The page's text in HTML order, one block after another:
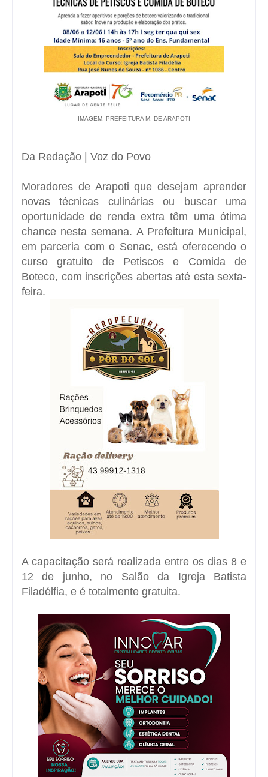
IMAGEM: PREFEITURA M. DE ARAPOTI
Da Redação | Voz do Povo
Moradores de Arapoti que desejam aprender
novas técnicas culinárias ou buscar uma
oportunidade de renda extra têm uma ótima
chance nesta semana. A Prefeitura Municipal,
em parceria com o Senac, está oferecendo o
curso gratuito de Petiscos e Comida de
Boteco, com inscrições abertas até esta sexta-
feira.
A capacitação será realizada entre os dias 8 e
12 de junho, no Salão da Igreja Batista
Filadélfia, e é totalmente gratuita.